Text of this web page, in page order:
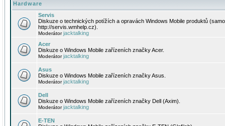
Hardware
Servis
Diskuze o technických potížích a opravách Windows Mobile produktů
http://servis.wmhelp.cz).
Moderátorjacktalking
Acer
Diskuze o Windows Mobile zařízeních značky Acer.
Moderátorjacktalking
Asus
Diskuze o Windows Mobile zařízeních značky Asus.
Moderátorjacktalking
Dell
Diskuze o Windows Mobile zařízeních značky Dell (Axim).
Moderátorjacktalking
E-TEN